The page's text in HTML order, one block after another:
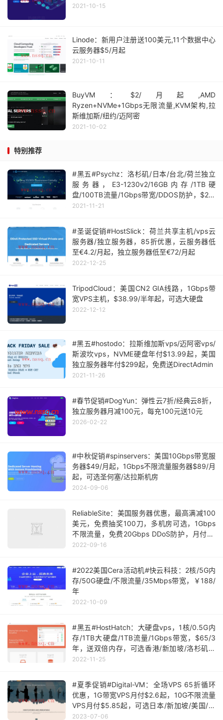
2021-10-15
Linode：新用户注册送100美元,11个数据中心
云服务器$5/月起
2021-10-11
BuyVM：$2/月起,AMD
Ryzen+NVMe+1Gbps无限流量,KVM架构,拉
斯维加斯/纽约/迈阿密
2021-10-02
特别推荐
#黑五#Psychz：洛杉矶/日本/台北/荷兰独立
服务器，E3-1230v2/16GB内存/1TB硬
盘/100TB流量/1Gbps带宽/DDOS防护，$24/
月起
2021-11-21
#圣诞促销#HostSlick：荷兰共享主机/vps云
服务器/独立服务器，85折优惠，云服务器低
至€4.2/月起，独立服务器低至€72/月起
2022-12-25
TripodCloud：美国CN2 GIA线路，1Gbps带
宽VPS主机，$38.99/半年起，可选大硬盘
2022-12-12
#黑五#hostodo：拉斯维加斯vps/迈阿密vps/
斯波坎vps，NVME硬盘年付$13.99起，美国
独立服务器年付$299起，免费送DirectAdmin
2021-11-26
#春节促销#DogYun：弹性云7折/经典云8折，
独立服务器月减100元，每充100元送10元
2026-02-22
#中秋促销#spinservers：美国10Gbps带宽服
务器$49/月起，1Gbps不限流量服务器$89/月
起，可选圣何塞/达拉斯机房
2024-09-06
ReliableSite：美国服务器优惠，最高满减100
美元，免费抽奖100刀，多机房可选，1Gbps
不限流量，免费20Gbps DDoS防护，月付29
美元起
2022-09-16
#2022美国Cera活动机#快云科技：2核/5G内
存/50G硬盘/不限流量/35Mbps带宽，￥188/
年
2022-10-09
#黑五#HostHatch：大硬盘vps，1核/0.5G内
存/1TB大硬盘/1TB流量/1Gbps带宽，$65/3
年，送双倍内存，可选香港/新加坡/洛杉矶等
多机房
2022-11-25
#夏季促销#Digital-VM：全场VPS 65折循环
优惠，1G带宽VPS月付$2.6起，10G不限流量
VPS月付$5.85起，可选日本/新加坡/美国/英
国等机房
2023-07-06